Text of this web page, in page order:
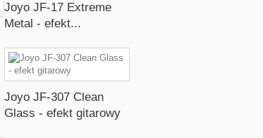
Joyo JF-17 Extreme
Metal - efekt...
Joyo JF-307 Clean
Glass - efekt gitarowy